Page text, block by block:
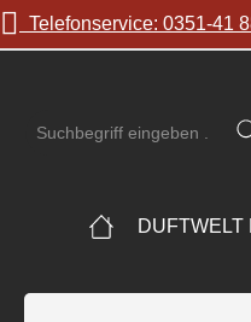
Hauptinhalt springen
Zur Suche springen
Zur Hauptnavigation
Telefonservice: 0351-41
DUFTWELT